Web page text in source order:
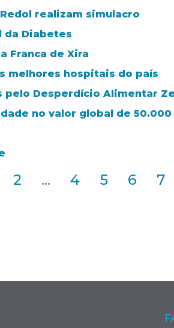
realizam simulacro
da Diabetes
Franca de Xira
melhores hospitais do país
pelo Desperdício Alimentar
no valor global de 50.000
2 ... 4 5 6 7